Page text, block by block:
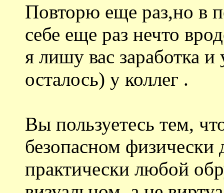
Повторю еще раз,но в
себе еще раз нечто
я лишу вас заработка
осталось) у коллег .
Вы пользуетесь тем,
безопасном физически
практически любой